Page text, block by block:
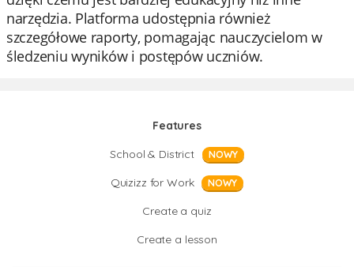
narzędzia. Platforma udostępnia również
szczegółowe raporty, pomagając nauczycielom w
śledzeniu wyników i postępów uczniów.
Features
School & District
NOWY
Quizizz for Work NOWY
Create a quiz
Create a lesson